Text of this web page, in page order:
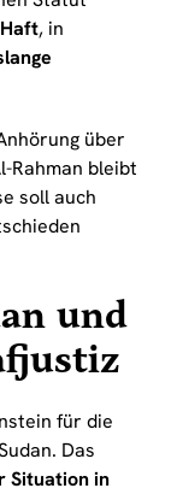
, in
über
Rahman bleibt
soll auch
und
für die
Das
Situation in